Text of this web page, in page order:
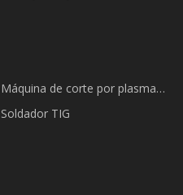
Máquina de corte por plasma
inversor
Soldador TIG